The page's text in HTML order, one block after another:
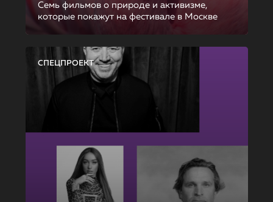
Семь фильмов о природе и активизме,
которые покажут на фестивале в Москве
СПЕЦПРОЕКТ